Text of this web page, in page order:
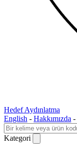
Hedef Aydınlatma
English - Hakkımızda -
Kategori